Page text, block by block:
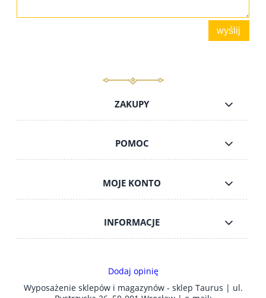
wyślij
ZAKUPY
POMOC
MOJE KONTO
INFORMACJE
Dodaj opinię
Wyposażenie sklepów i magazynów - sklep Taurus | ul.